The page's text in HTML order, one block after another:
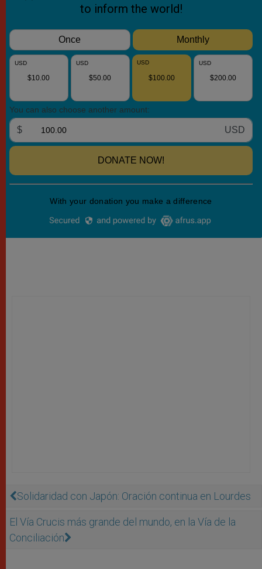
Solidaridad con Japón: Oración continua en Lourdes
El Vía Crucis más grande del mundo, en la Vía de la
Conciliación